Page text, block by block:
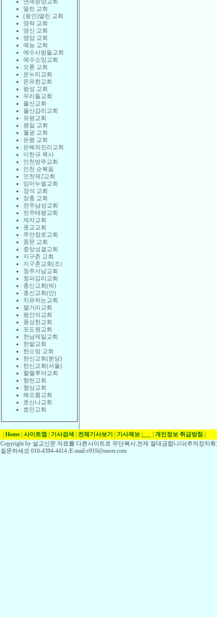
연세중앙교회
열린 교회
(용인)열린 교회
영락 교회
영신 교회
영암 교회
예능 교회
예수사람들교회
예수소망교회
오륜 교회
온누리교회
온유한교회
왕성 교회
우리들교회
울산교회
울산감리교회
유평교회
원일 교회
월광 교회
은평 교회
은혜와진리교회
이한규 목사
인천방주교회
인천 순복음
인천제2교회
임마누엘교회
장석 교회
장충 교회
전주남성교회
전주태평교회
제자교회
종교교회
주안장로교회
중문 교회
중앙성결교회
지구촌 교회
지구촌교회(조)
청주서남교회
청파감리교회
충신교회(박)
충신교회(안)
치유하는교회
캘거리교회
평안의교회
풍성한교회
포도원교회
한남제일교회
한밭교회
한소망 교회
한신교회(분당)
한신교회(서울)
할렐루야교회
향린교회
향상교회
해오름교회
호산나교회
효민교회
Home 사이트맵 기사검색 전체기사보기 기사제보 개인정보 취급방침
Copyright by 설교신문 자료를 다른사이트로 무단복사,전제 절대금합니다(추적장치
질문하세요 010-4394-4414 /E-mail:v919@naver.com